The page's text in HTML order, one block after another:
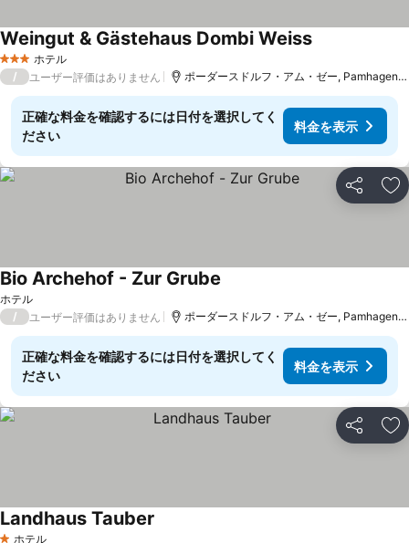
3 ホテルのランク
ホテル
Weingut & Gästehaus Dombi Weiss料金を表示
/ ユーザー評価はありません ポーダースドルフ・アム・ゼー, Pamhagen
正確な料金を確認するには日付を選択してく
ださい
料金を表示
シェア お
ホテル
Bio Archehof - Zur Grube
/ ユーザー評価はありません ポーダースドルフ・アム・ゼー, Pamhagen
正確な料金を確認するには日付を選択してく
ださい
料金を表示
シェア お
ホテル
Landhaus Tauber